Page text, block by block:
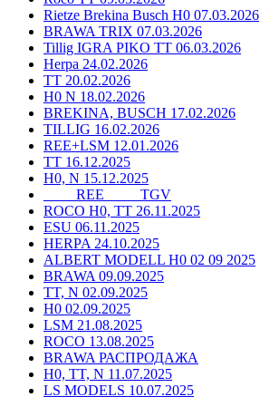
Rietze Brekina Busch H0 07.03.2026
BRAWA TRIX 07.03.2026
Tillig IGRA PIKO TT 06.03.2026
Herpa 24.02.2026
TT 20.02.2026
H0 N 18.02.2026
BREKINA, BUSCH 17.02.2026
TILLIG 16.02.2026
REE+LSM 12.01.2026
TT 16.12.2025
H0, N 15.12.2025
____ REE ____ TGV
ROCO H0, TT 26.11.2025
ESU 06.11.2025
HERPA 24.10.2025
ALBERT MODELL H0 02 09 2025
BRAWA 09.09.2025
TT, N 02.09.2025
H0 02.09.2025
LSM 21.08.2025
ROCO 13.08.2025
BRAWA РАСПРОДАЖА
H0, TT, N 11.07.2025
LS MODELS 10.07.2025